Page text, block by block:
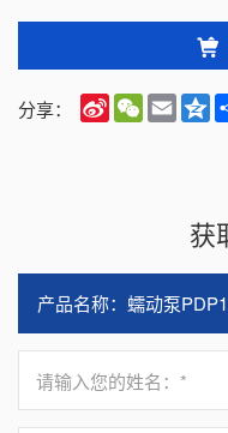
分享： Sina
Weibo
WeChat
Email
获
请输入您的姓名：*